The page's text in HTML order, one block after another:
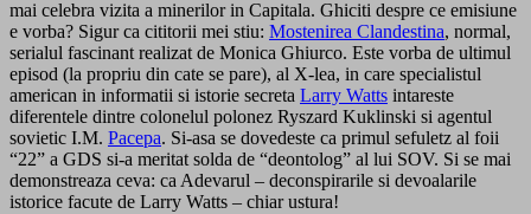
mai celebra vizita a minerilor in Capitala. Ghiciti despre ce emisiune
e vorba? Sigur ca cititorii mei stiu: Mostenirea Clandestina, normal,
serialul fascinant realizat de Monica Ghiurco. Este vorba de ultimul
episod (la propriu din cate se pare), al X-lea, in care specialistul
american in informatii si istorie secreta Larry Watts intareste
diferentele dintre colonelul polonez Ryszard Kuklinski si agentul
sovietic I.M. Pacepa. Si-asa se dovedeste ca primul sefuletz al foii
“22” a GDS si-a meritat solda de “deontolog” al lui SOV. Si se mai
demonstreaza ceva: ca Adevarul – deconspirarile si devoalarile
istorice facute de Larry Watts – chiar ustura!